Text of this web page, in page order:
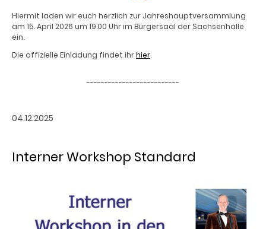
Hiermit laden wir euch herzlich zur Jahreshauptversammlung
am 15. April 2026 um 19.00 Uhr im Bürgersaal der Sachsenhalle
ein.
Die offizielle Einladung findet ihrhier.
--------------------------
04.12.2025
Interner Workshop Standard